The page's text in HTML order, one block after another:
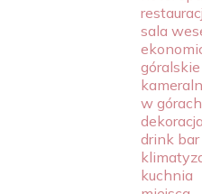
sala
góralskie
w górach
drink bar
kuchnia